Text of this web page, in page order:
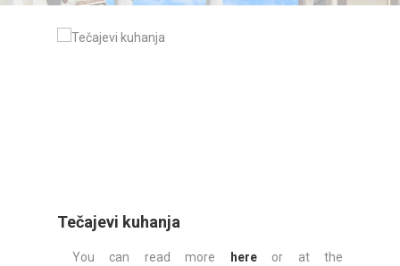
Tečajevi kuhanja
You can read more hereor at the